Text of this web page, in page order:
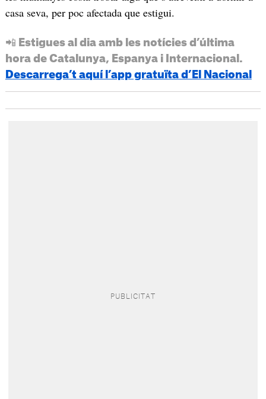
casa seva, per poc afectada que estigui.
📲 Estigues al dia amb les notícies d’última
hora de Catalunya, Espanya i Internacional.
Descarrega’t aquí l’app gratuïta d’El Nacional